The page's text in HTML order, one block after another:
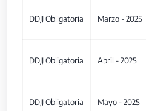
DDJJ Obligatoria Marzo - 2025
DDJJ Obligatoria Abril - 2025
DDJJ Obligatoria Mayo - 2025